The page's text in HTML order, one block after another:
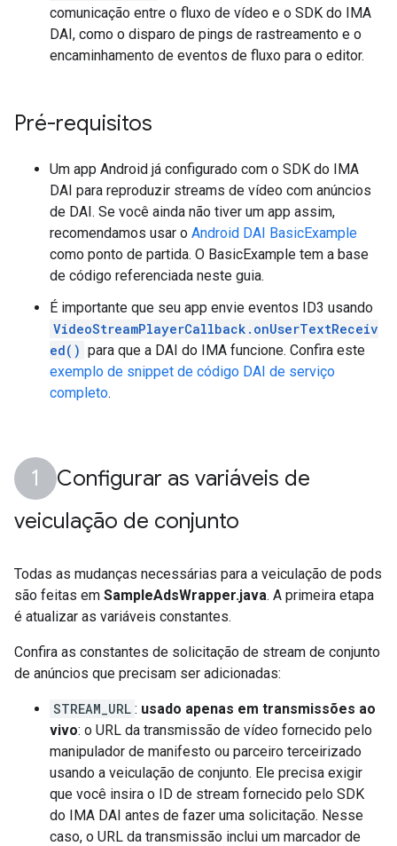
comunicação entre o fluxo de vídeo e o SDK do IMA
DAI, como o disparo de pings de rastreamento e o
encaminhamento de eventos de fluxo para o editor.
Pré-requisitos
Um app Android já configurado com o SDK do IMA
DAI para reproduzir streams de vídeo com anúncios
de DAI. Se você ainda não tiver um app assim,
recomendamos usar o Android DAI BasicExample
como ponto de partida. O BasicExample tem a base
de código referenciada neste guia.
É importante que seu app envie eventos ID3 usando
VideoStreamPlayerCallback.onUserTextReceiv
ed() para que a DAI do IMA funcione. Confira este
exemplo de snippet de código DAI de serviço
completo.
Configurar as variáveis de
veiculação de conjunto
Todas as mudanças necessárias para a veiculação de pods
são feitas em SampleAdsWrapper.java. A primeira etapa
é atualizar as variáveis constantes.
Confira as constantes de solicitação de stream de conjunto
de anúncios que precisam ser adicionadas:
STREAM_URL : usado apenas em transmissões ao
vivo: o URL da transmissão de vídeo fornecido pelo
manipulador de manifesto ou parceiro terceirizado
usando a veiculação de conjunto. Ele precisa exigir
que você insira o ID de stream fornecido pelo SDK
do IMA DAI antes de fazer uma solicitação. Nesse
caso, o URL da transmissão inclui um marcador de